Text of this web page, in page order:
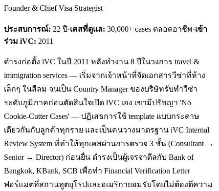
Founder & Chief Visa Strategist
ประสบการณ์: 22 ปี·เคสที่ดูแล: 30,000+ cases ตลอดอาชีพ·เข้า
ร่วม iVC: 2011
ดำรงก่อตั้ง iVC ในปี 2011 หลังทำงาน 8 ปีในวงการ travel &
immigration services — เริ่มจากเจ้าหน้าที่จัดเอกสารวีซ่าที่ห้าง
เล็กๆ ในสีลม จนเป็น Country Manager ของบริษัทรับทำวีซ่า
ระดับภูมิภาคก่อนตัดสินใจเปิด iVC เอง เขามีปรัชญา 'No
Cookie-Cutter Cases' — ปฏิเสธการใช้ template แบบกระดาษ
เดียวกันกับลูกค้าทุกราย และเป็นคนวางมาตรฐาน iVC Internal
Review System ที่ทำให้ทุกเคสผ่านการตรวจ 3 ชั้น (Consultant →
Senior → Director) ก่อนยื่น ดำรงเป็นผู้เจรจาดีลกับ Bank of
Bangkok, KBank, SCB เพื่อทำ Financial Verification Letter
ฟอร์แมตที่สถานทูตยุโรปและอเมริกายอมรับโดยไม่ต้องตีความ